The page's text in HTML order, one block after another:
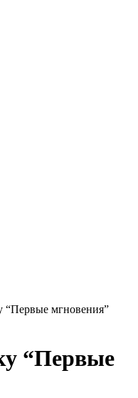
мгновения”
“Первые